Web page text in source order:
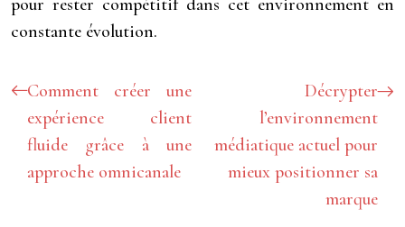
pour rester compétitif dans cet environnement en
constante évolution.
Comment créer une
expérience client
fluide grâce à une
approche omnicanale
Décrypter
l’environnement
médiatique actuel pour
mieux positionner sa
marque